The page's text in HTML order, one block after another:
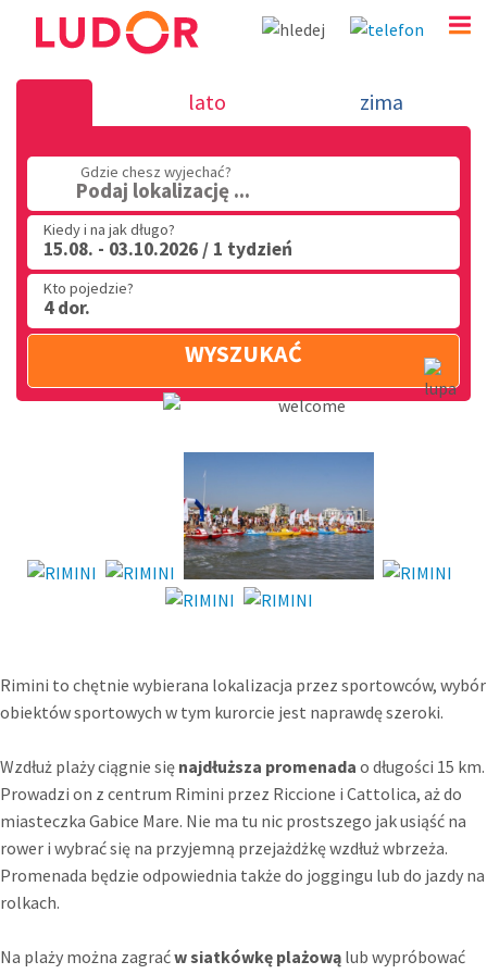
SPORT W RIMINI
(32) 720 60 56
lato zima
Gdzie chesz wyjechać?
Podaj lokalizację ...
Kiedy i na jak długo?
15.08. - 03.10.2026 / 1 tydzień
Kto pojedzie?
4 dor.
WYSZUKAĆ
Rimini to chętnie wybierana lokalizacja przez sportowców, wybór
obiektów sportowych w tym kurorcie jest naprawdę szeroki.
Wzdłuż plaży ciągnie się najdłuższa promenada o długości 15 km.
Prowadzi on z centrum Rimini przez Riccione i Cattolica, aż do
miasteczka Gabice Mare. Nie ma tu nic prostszego jak usiąść na
rower i wybrać się na przyjemną przejażdżkę wzdłuż wbrzeża.
Promenada będzie odpowiednia także do joggingu lub do jazdy na
rolkach.
Na plaży można zagraćw siatkówkę plażową lub wypróbować